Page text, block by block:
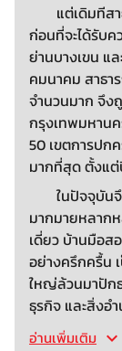
แต่เดิมทีส
ก่อนที่จะได้รับ
ย่านบางเขน แ
คมนาคม สาธา
จำนวนมาก จึง
กรุงเทพมหาน
50 เขตการปก
มากที่สุด ตั้งแต่
ในปัจจุบัน
มากมายหลาก
เดี่ยว บ้านมือส
อย่างครึกครื้น
ใหญ่ล้วนมาปัก
ธุรกิจ และสิ่งอ
อ่านเพิ่มเติม